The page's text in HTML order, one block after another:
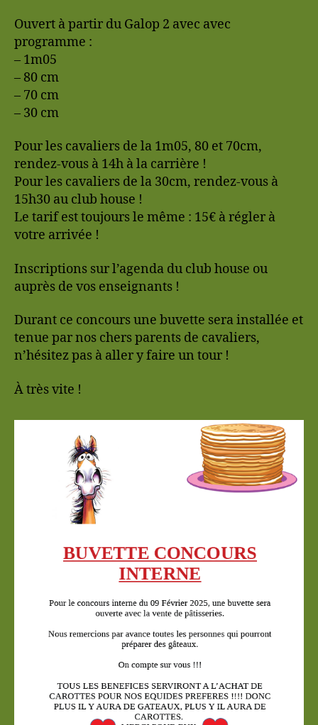
Ouvert à partir du Galop 2 avec avec
programme :
– 1m05
– 80 cm
– 70 cm
– 30 cm
Pour les cavaliers de la 1m05, 80 et 70cm,
rendez-vous à 14h à la carrière !
Pour les cavaliers de la 30cm, rendez-vous à
15h30 au club house !
Le tarif est toujours le même : 15€ à régler à
votre arrivée !
Inscriptions sur l’agenda du club house ou
auprès de vos enseignants !
Durant ce concours une buvette sera installée et
tenue par nos chers parents de cavaliers,
n’hésitez pas à aller y faire un tour !
À très vite !